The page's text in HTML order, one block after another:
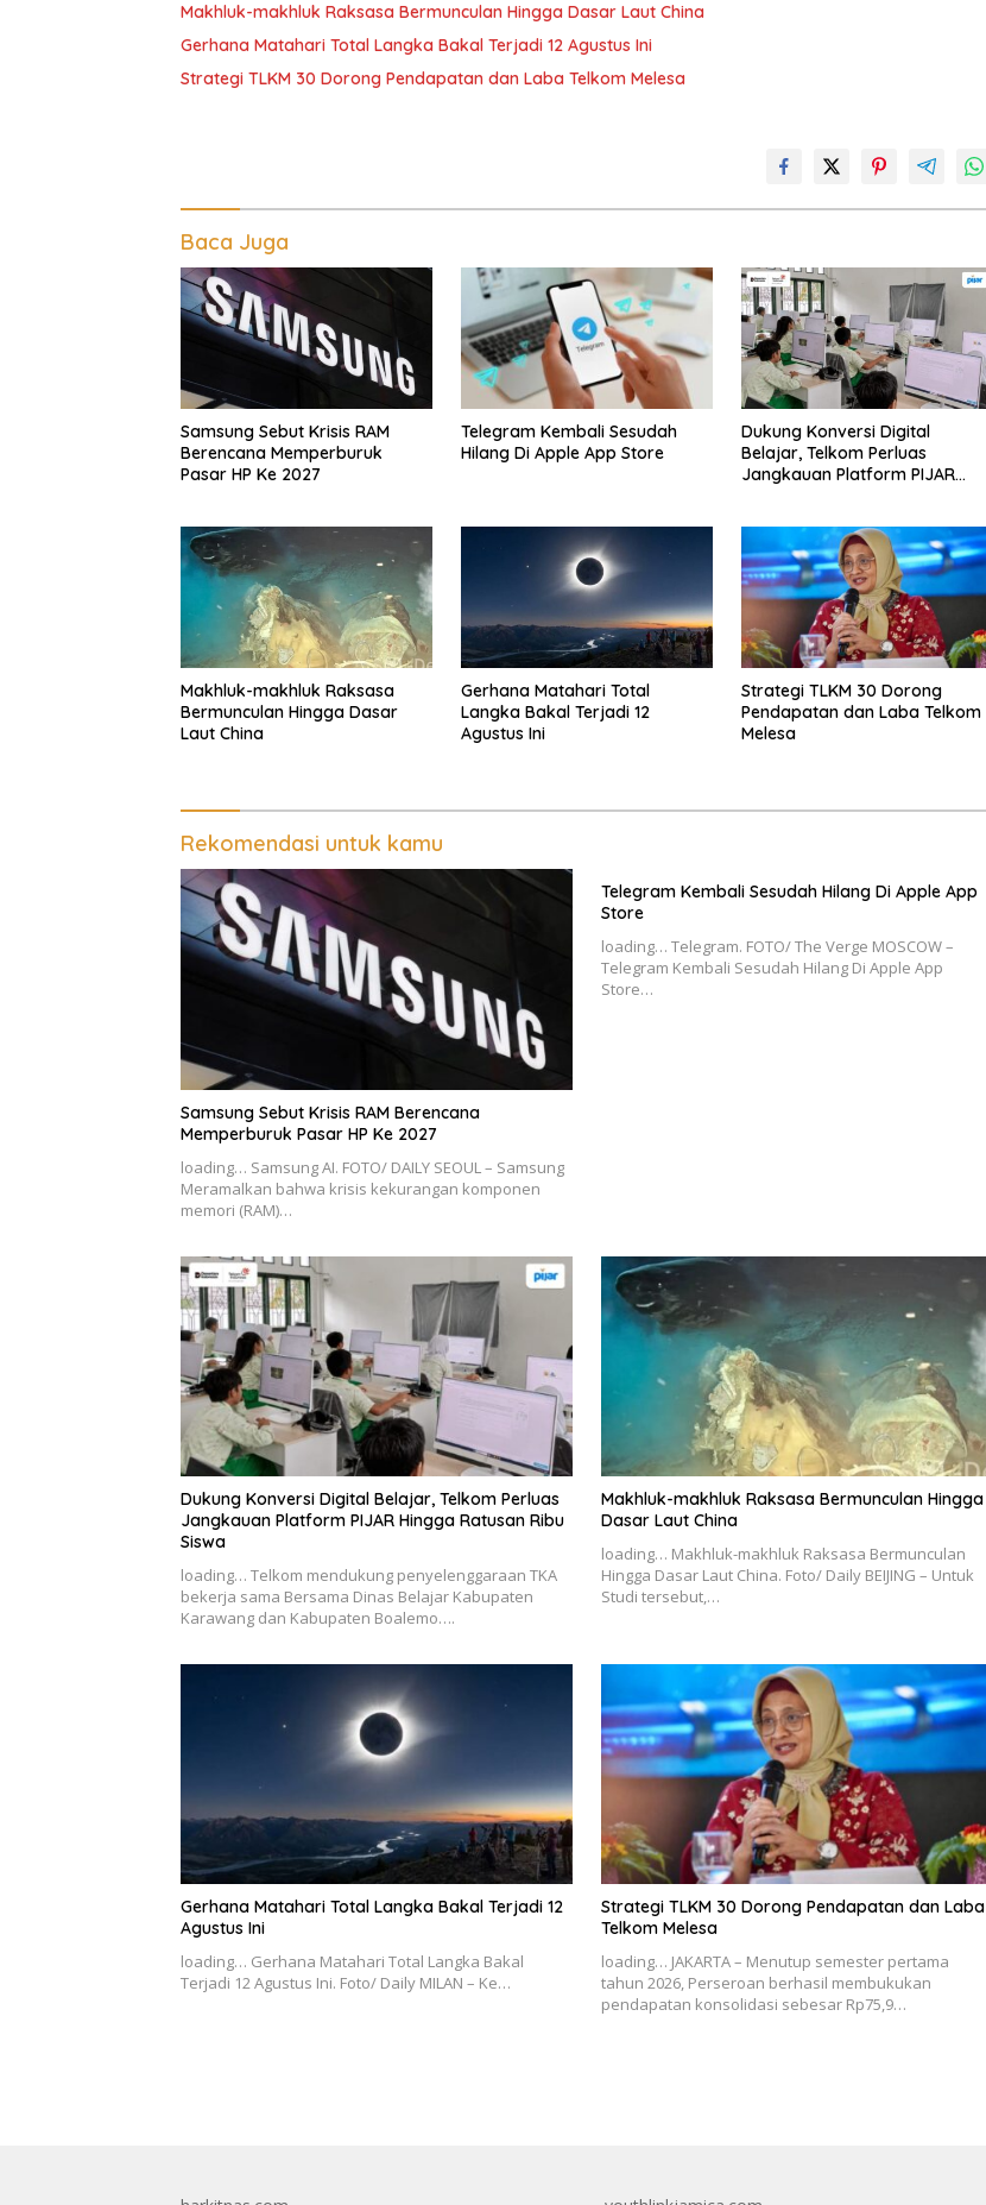
Makhluk-makhluk Raksasa Bermunculan Hingga Dasar Laut China
Gerhana Matahari Total Langka Bakal Terjadi 12 Agustus Ini
Strategi TLKM 30 Dorong Pendapatan dan Laba Telkom Melesa
Baca Juga
Samsung Sebut Krisis RAM
Berencana Memperburuk
Pasar HP Ke 2027
Telegram Kembali Sesudah
Hilang Di Apple App Store
Dukung Konversi Digital
Belajar, Telkom Perluas
Jangkauan Platform PIJAR
Makhluk-makhluk Raksasa
Bermunculan Hingga Dasar
Laut China
Gerhana Matahari Total
Langka Bakal Terjadi 12
Agustus Ini
Strategi TLKM 30 Dorong
Pendapatan dan Laba Telkom
Melesa
Rekomendasi untuk kamu
Samsung Sebut Krisis RAM Berencana
Memperburuk Pasar HP Ke 2027
loading… Samsung AI. FOTO/ DAILY SEOUL – Samsung
Meramalkan bahwa krisis kekurangan komponen
memori (RAM)…
Telegram Kembali Sesudah Hilang Di Apple App
Store
loading… Telegram. FOTO/ The Verge MOSCOW –
Telegram Kembali Sesudah Hilang Di Apple App
Store…
Dukung Konversi Digital Belajar, Telkom Perluas
Jangkauan Platform PIJAR Hingga Ratusan Ribu
Siswa
loading… Telkom mendukung penyelenggaraan TKA
bekerja sama Bersama Dinas Belajar Kabupaten
Karawang dan Kabupaten Boalemo….
Makhluk-makhluk Raksasa Bermunculan Hingga
Dasar Laut China
loading… Makhluk-makhluk Raksasa Bermunculan
Hingga Dasar Laut China. Foto/ Daily BEIJING – Untuk
Studi tersebut,…
Gerhana Matahari Total Langka Bakal Terjadi 12
Agustus Ini
loading… Gerhana Matahari Total Langka Bakal
Terjadi 12 Agustus Ini. Foto/ Daily MILAN – Ke…
Strategi TLKM 30 Dorong Pendapatan dan Laba
Telkom Melesa
loading… JAKARTA – Menutup semester pertama
tahun 2026, Perseroan berhasil membukukan
pendapatan konsolidasi sebesar Rp75,9…